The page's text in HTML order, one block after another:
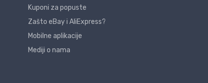
Kuponi za popuste
Zašto eBay i AliExpress?
Mobilne aplikacije
Mediji o nama